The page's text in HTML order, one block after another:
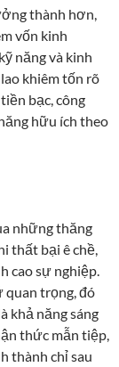
thành hơn,
vốn kinh
năng và kinh
khiêm tốn rõ
bạc, công
hữu ích theo
những thăng
thất bại ê chề,
cao sự nghiệp.
quan trọng, đó
khả năng sáng
thức mẫn tiệp,
thành chỉ sau